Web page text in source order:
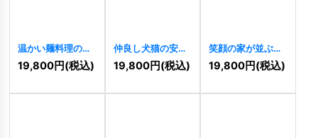
温かい麺料理のロ
ゴ 11342]
19,800円(税込)
仲良し犬猫の安心
癒しロゴ [11337]
19,800円(税込)
笑顔の家が並ぶハ
ッピーな住まいロ
ゴ [ 11319 ]
19,800円(税込)